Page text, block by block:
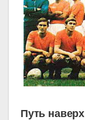
Путь наверх